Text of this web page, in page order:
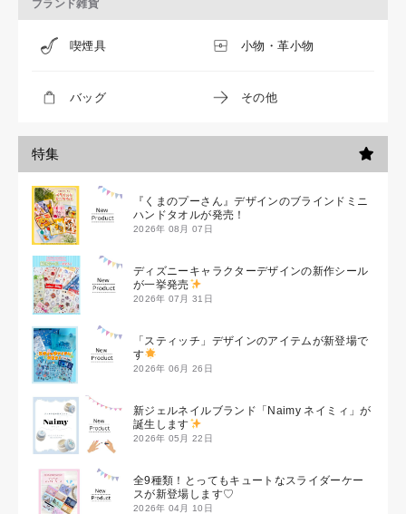
ブランド雑貨
喫煙具 小物・革小物
バッグ その他
特集
『くまのプーさん』デザインのブラインドミニ
ハンドタオルが発売！
2026年 08月 07日
ディズニーキャラクターデザインの新作シール
が一挙発売
2026年 07月 31日
「スティッチ」デザインのアイテムが新登場で
す
2026年 06月 26日
新ジェルネイルブランド「Naimy ネイミィ」が
誕生します
2026年 05月 22日
全9種類！とってもキュートなスライダーケー
スが新登場します♡
2026年 04月 10日